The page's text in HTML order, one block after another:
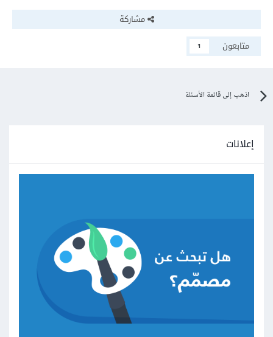
مشاركة
متابعون
1
اذهب إلى قائمة الأسئلة
إعلانات